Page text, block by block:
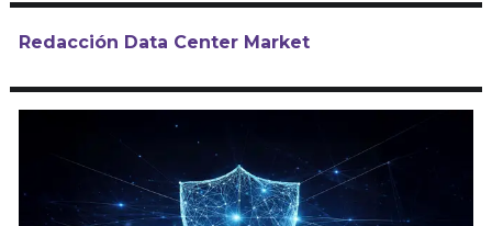
Redacción Data Center Market